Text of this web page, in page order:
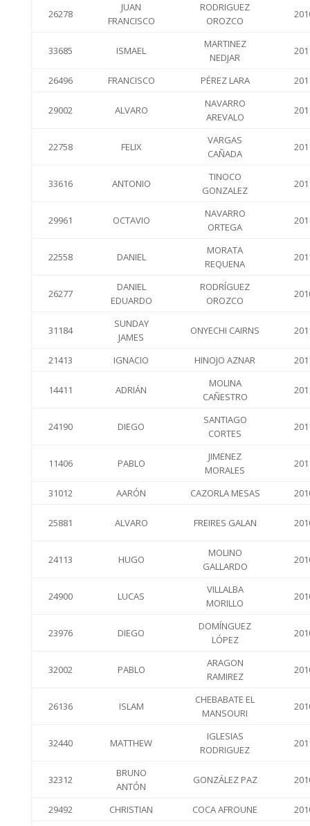
26278
JUAN
FRANCISCO
RODRIGUEZ
OROZCO
33685 ISMAEL
MARTINEZ
NEDJAR
26496 FRANCISCO PÉREZ LARA
29002 ALVARO
NAVARRO
AREVALO
22758 FELIX
VARGAS
CAÑADA
33616 ANTONIO
TINOCO
GONZALEZ
29961 OCTAVIO
NAVARRO
ORTEGA
22558 DANIEL
MORATA
REQUENA
26277
DANIEL
EDUARDO
RODRÍGUEZ
OROZCO
31184
SUNDAY
JAMES
ONYECHI CAIRNS
21413 IGNACIO HINOJO AZNAR
14411 ADRIÁN
MOLINA
CAÑESTRO
24190 DIEGO
SANTIAGO
CORTES
11406 PABLO
JIMENEZ
MORALES
31012 AARÓN CAZORLA MESAS
25881 ALVARO FREIRES GALAN
24113 HUGO
MOLINO
GALLARDO
24900 LUCAS
VILLALBA
MORILLO
23976 DIEGO
DOMÍNGUEZ
LÓPEZ
32002 PABLO
ARAGON
RAMIREZ
26136 ISLAM
CHEBABATE EL
MANSOURI
32440 MATTHEW
IGLESIAS
RODRIGUEZ
32312
BRUNO
ANTÓN
GONZÁLEZ PAZ
29492 CHRISTIAN COCA AFROUNE